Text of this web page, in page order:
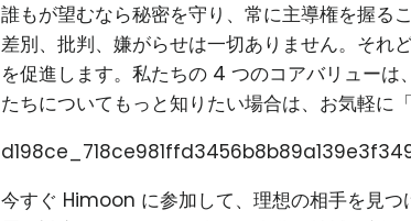
誰もが望むなら秘密を守り、常に主導権を握
差別、批判、嫌がらせは一切ありません。それ
を促進します。私たちの 4 つのコアバリュー
たちについてもっと知りたい場合は、お気軽に
今すぐ Himoon に参加して、理想の相手を見